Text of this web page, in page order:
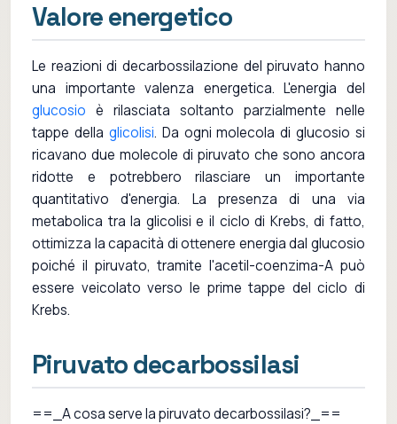
Valore energetico
Le reazioni di decarbossilazione del piruvato hanno
una importante valenza energetica. L'energia del
glucosio è rilasciata soltanto parzialmente nelle
tappe della glicolisi. Da ogni molecola di glucosio si
ricavano due molecole di piruvato che sono ancora
ridotte e potrebbero rilasciare un importante
quantitativo d'energia. La presenza di una via
metabolica tra la glicolisi e il ciclo di Krebs, di fatto,
ottimizza la capacità di ottenere energia dal glucosio
poiché il piruvato, tramite l'acetil-coenzima-A può
essere veicolato verso le prime tappe del ciclo di
Krebs.
Piruvato decarbossilasi
==_A cosa serve la piruvato decarbossilasi?_==